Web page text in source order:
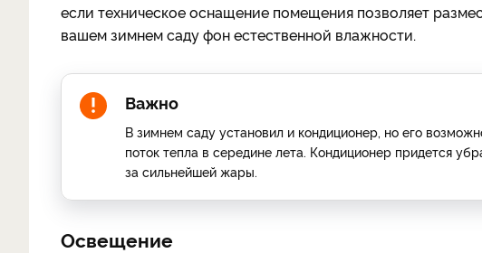
если техническое оснащение помещения позволяет
вашем зимнем саду фон естественной влажности.
Важно
В зимнем саду установил и кондиционер, но его
поток тепла в середине лета. Кондиционер придется
за сильнейшей жары.
Освещение